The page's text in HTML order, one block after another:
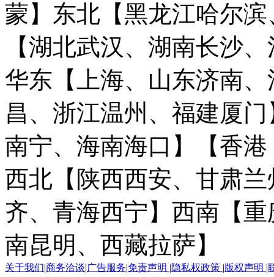
蒙】 东北【黑龙江哈尔
【湖北武汉、湖南长沙
华东【上海、山东济南
昌、浙江温州、福建厦门
南宁、海南海口】
【香
西北【陕西西安、甘肃
齐、青海西宁】 西南【
南昆明、西藏拉萨】
关于我们|商务洽谈|广告服务|免责声明 |隐私权政策 |版权声明 |